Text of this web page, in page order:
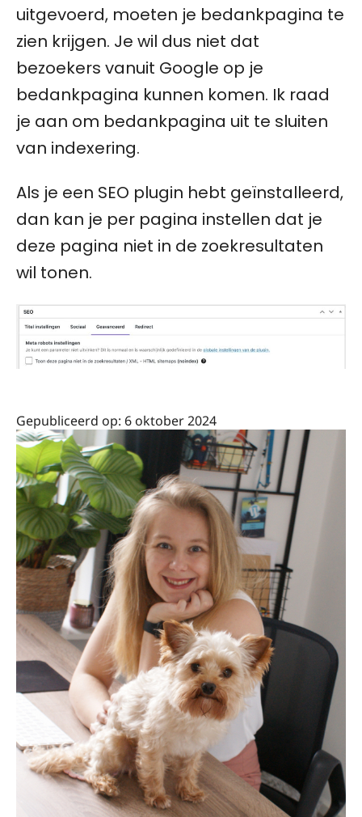
Gepubliceerd op: 6 oktober 2024
uitgevoerd, moeten je bedankpagina te
zien krijgen. Je wil dus niet dat
bezoekers vanuit Google op je
bedankpagina kunnen komen. Ik raad
je aan om bedankpagina uit te sluiten
van indexering.
Als je een SEO plugin hebt geïnstalleerd,
dan kan je per pagina instellen dat je
deze pagina niet in de zoekresultaten
wil tonen.